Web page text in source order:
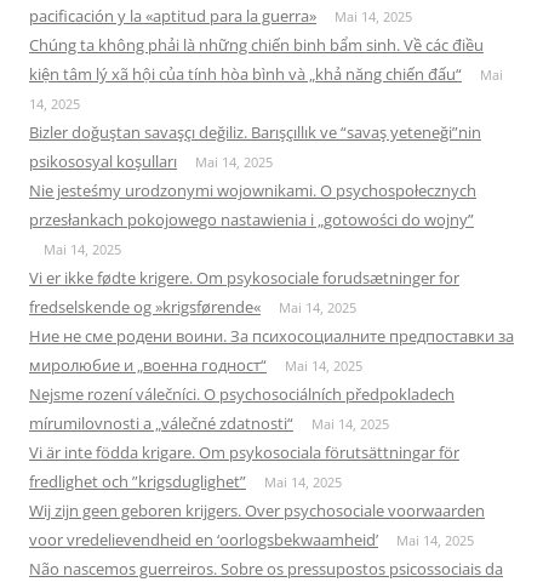
pacificación y la «aptitud para la guerra»
Mai 14, 2025
Chúng ta không phải là những chiến binh bẩm sinh. Về các điều
kiện tâm lý xã hội của tính hòa bình và „khả năng chiến đấu“
Mai
14, 2025
Bizler doğuştan savaşçı değiliz. Barışçıllık ve “savaş yeteneği”nin
psikososyal koşulları
Mai 14, 2025
Nie jesteśmy urodzonymi wojownikami. O psychospołecznych
przesłankach pokojowego nastawienia i „gotowości do wojny”
Mai 14, 2025
Vi er ikke fødte krigere. Om psykosociale forudsætninger for
fredselskende og »krigsførende«
Mai 14, 2025
Ние не сме родени воини. За психосоциалните предпоставки за
миролюбие и „военна годност“
Mai 14, 2025
Nejsme rození válečníci. O psychosociálních předpokladech
mírumilovnosti a „válečné zdatnosti“
Mai 14, 2025
Vi är inte födda krigare. Om psykosociala förutsättningar för
fredlighet och ”krigsduglighet”
Mai 14, 2025
Wij zijn geen geboren krijgers. Over psychosociale voorwaarden
voor vredelievendheid en ‘oorlogsbekwaamheid’
Mai 14, 2025
Não nascemos guerreiros. Sobre os pressupostos psicossociais da